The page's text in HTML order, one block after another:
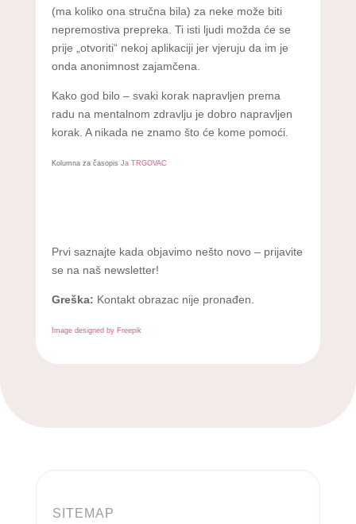
(ma koliko ona stručna bila) za neke može biti
nepremostiva prepreka. Ti isti ljudi možda će se
prije „otvoriti“ nekoj aplikaciji jer vjeruju da im je
onda anonimnost zajamčena.
Kako god bilo – svaki korak napravljen prema
radu na mentalnom zdravlju je dobro napravljen
korak. A nikada ne znamo što će kome pomoći.
Kolumna za časopis Ja TRGOVAC
Prvi saznajte kada objavimo nešto novo – prijavite
se na naš newsletter!
Greška: Kontakt obrazac nije pronađen.
Image designed by Freepik
SITEMAP